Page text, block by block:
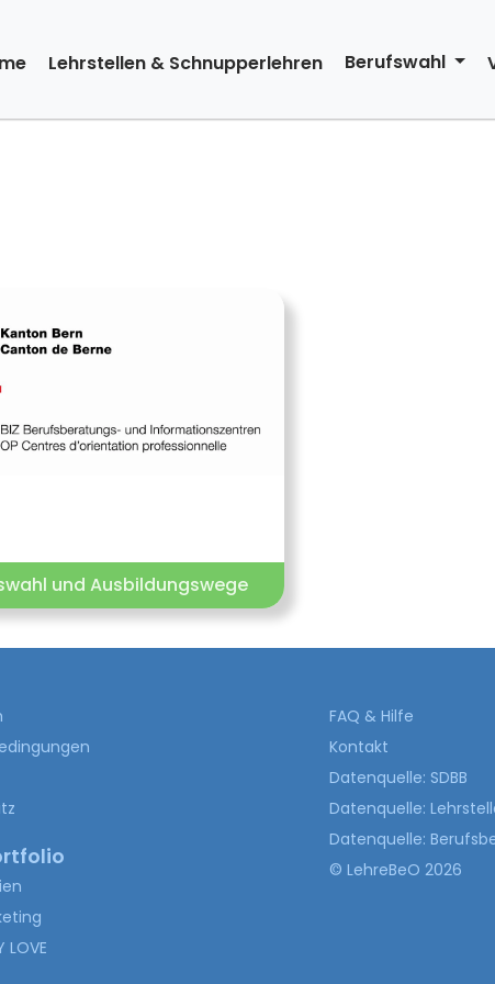
Lehrstellen & Schnupperlehren Berufswahl
und Ausbildungswege
LOVE
FAQ & Hilfe
Kontakt
Datenquelle: SDBB
Datenquelle:
Datenquelle:
© LehreBeO 2026